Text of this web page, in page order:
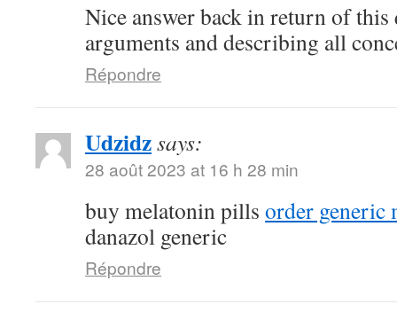
Nice answer back in return of
arguments and describing all
Répondre
Udzidzsays:
28 août 2023 at 16 h 28 min
buy melatonin pills order generic
danazol generic
Répondre